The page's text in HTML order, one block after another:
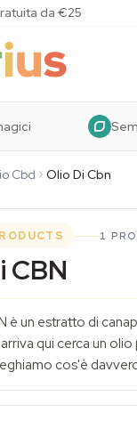
da €25
Cbd Olio Di Cbn
1
CBN
è un estratto di
qui cerca un
cos'è